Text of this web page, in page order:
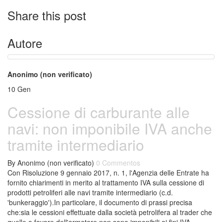
Share this post
Autore
Anonimo (non verificato)
10 Gen
Cessione di carburante alle
navi: non imponibile IVA anche
tramite intermediario
By Anonimo (non verificato) 0 Commentos
Con Risoluzione 9 gennaio 2017, n. 1, l'Agenzia delle Entrate ha
fornito chiarimenti in merito al trattamento IVA sulla cessione di
prodotti petroliferi alle navi tramite intermediario (c.d.
'bunkeraggio').In particolare, il documento di prassi precisa
che:sia le cessioni effettuate dalla società petrolifera al trader che